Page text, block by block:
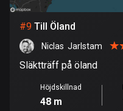
Grekland
Grenada
Grönland
#9 Till Öland
Niclas  Jarlstam
Släktträff på öland
Höjdskillnad
48 m